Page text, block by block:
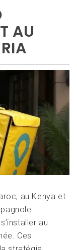
AU
au Kenya et
au
Ces